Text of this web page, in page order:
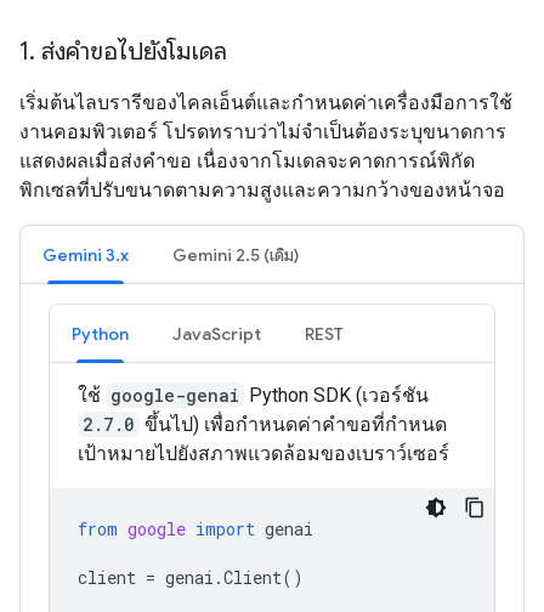
1. ส่งคำขอไปยังโมเดล
เริ่มต้นไลบรารีของไคลเอ็นต์และกำหนดค่าเครื่องมือการใช้
งานคอมพิวเตอร์ โปรดทราบว่าไม่จำเป็นต้องระบุขนาดการ
แสดงผลเมื่อส่งคำขอ เนื่องจากโมเดลจะคาดการณ์พิกัด
พิกเซลที่ปรับขนาดตามความสูงและความกว้างของหน้าจอ
Gemini 3.x Gemini 2.5 (เดิม)
Python JavaScript REST
ใช้ google-genai Python SDK (เวอร์ชัน
2.7.0 ขึ้นไป) เพื่อกำหนดค่าคำขอที่กำหนด
เป้าหมายไปยังสภาพแวดล้อมของเบราว์เซอร์
from google import genai
client = genai .Client()